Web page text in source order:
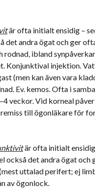
är ofta initialt ensidig –
det andra ögat och ger
rodnad, ibland
Konjunktival injektion.
(men kan även vara
Ev. kemos. Ofta i
veckor. Vid korneal
till ögonläkare för
är ofta initialt ensidig
också det andra ögat och
uttalad perifert; ej
av ögonlock.